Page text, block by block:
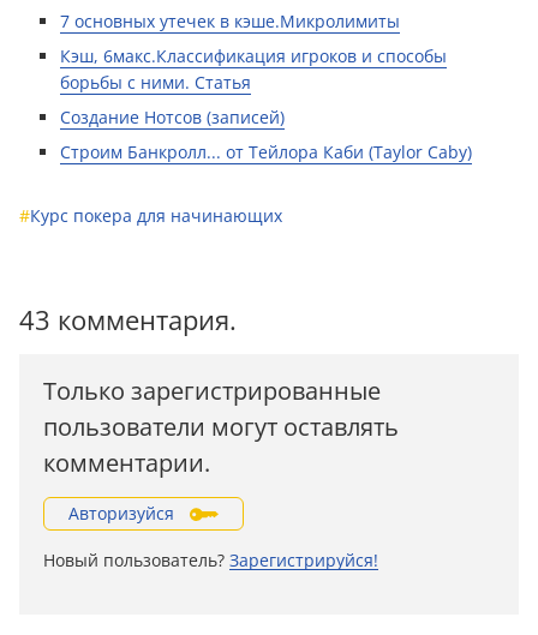
7 основных утечек в кэше.Микролимиты
Кэш, 6макс.Классификация игроков и способы
борьбы с ними. Статья
Создание Нотсов (записей)
Строим Банкролл... от Тейлора Каби (Taylor Caby)
#Курс покера для начинающих
43 комментария.
Только зарегистрированные
пользователи могут оставлять
комментарии.
Авторизуйся
Новый пользователь? Зарегистрируйся!